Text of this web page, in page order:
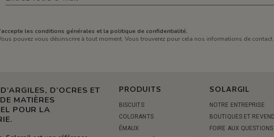
les conditions générales et la politique de confidentialité.
pouvez vous désinscrire à tout moment. Vous trouverez pour cela nos informations de
D’OCRES ET
MATIÈRES
POUR LA
PRODUITS
BISCUITS
COLORANTS
ÉMAUX
SOLARGIL
NOTRE ENTREPRISE
BOUTIQUES ET
FOIRE AUX QUESTIONS